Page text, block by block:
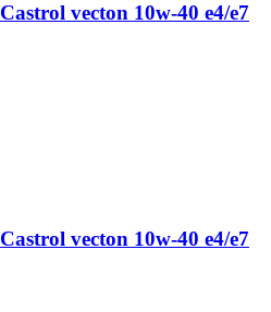
vecton 10w-40 e4/e7
vecton 10w-40 e4/e7